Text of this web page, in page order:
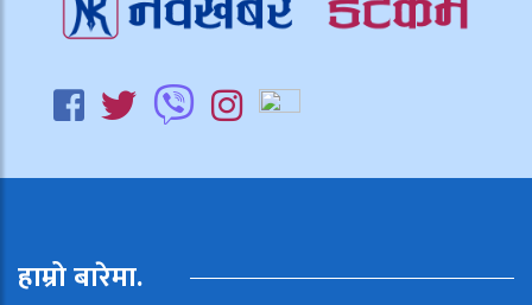
हाम्रो बारेमा.